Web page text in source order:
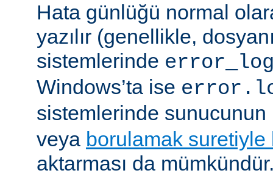
Hata günlüğü normal
yazılır (genellikle,
sistemlerinde
Windows’ta ise
sistemlerinde sunucunun
veya borulamak
aktarması da